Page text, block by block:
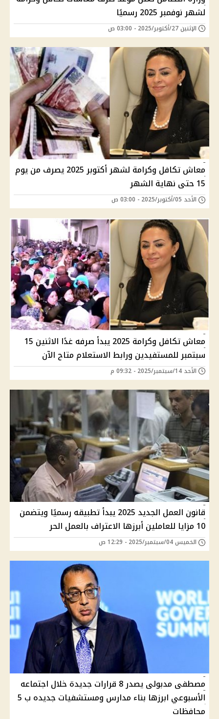
لشهر نوفمبر 2025 رسميًا
الإثنين 27/أكتوبر/2025 - 03:00 ص
معاش تكافل وكرامة لشهر أكتوبر 2025 يصرف من يوم
15 حتى نهاية الشهر
الأحد 05/أكتوبر/2025 - 03:00 ص
معاش تكافل وكرامة 2025 يبدأ صرفه غدًا الاثنين 15
سبتمبر للمستفيدين ورابط الاستعلام متاح الآن
الأحد 14/سبتمبر/2025 - 09:32 م
قانون العمل الجديد 2025 يبدأ تطبيقه رسميًا ويتضمن
10 مزايا للعاملين أبرزها الاعتراف بالعمل الحر
الخميس 04/سبتمبر/2025 - 12:29 ص
مصطفى مدبولى يصدر 8 قرارات جديدة خلال اجتماعه
الأسبوعي ابرزها بناء مدارس ومستشفيات جديده ب 5
محافظات